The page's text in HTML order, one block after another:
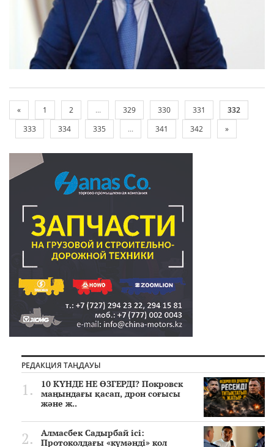
« 1 2 ... 329 330 331
332
333
334 335 ... 341 342 »
РЕДАКЦИЯ ТАҢДАУЫ
10 КҮНДЕ НЕ ӨЗГЕРДІ? Покровск
маңындағы қасап, дрон соғысы
және ж..
Алмасбек Садырбай ісі:
Протоколдағы «күмәнді» кол